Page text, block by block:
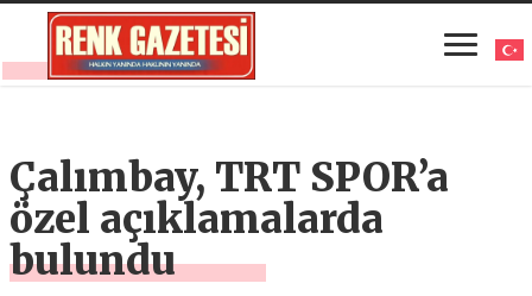
Çalımbay, TRT SPOR’a
özel açıklamalarda
bulundu